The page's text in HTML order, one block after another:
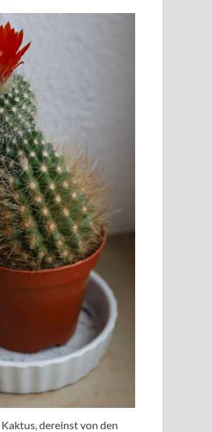
dereinst von den